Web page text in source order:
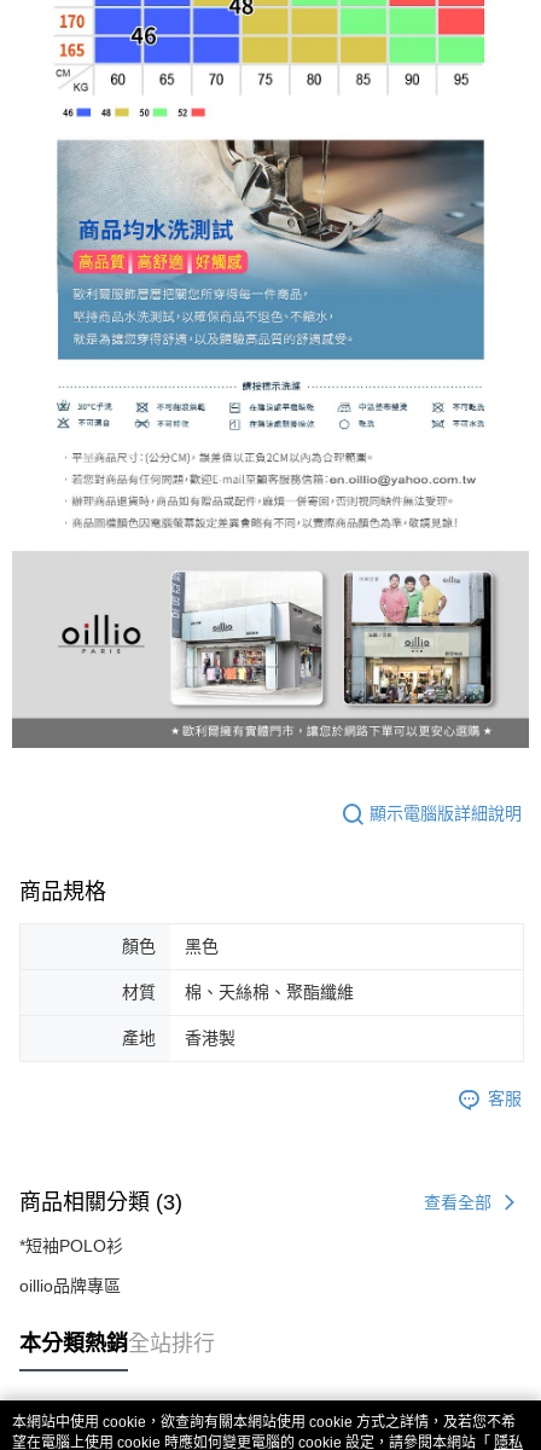
顯示電腦版詳細說明
商品規格
顏色 黑色
材質 棉、天絲棉、聚酯纖維
產地 香港製
客服
商品相關分類 (3) 查看全部
*短袖POLO衫
oillio品牌專區
本分類熱銷全站排行
熱門標籤
本網站中使用 cookie，欲查詢有關本網站使用 cookie 方式之詳情，及若您不希
望在電腦上使用 cookie 時應如何變更電腦的 cookie 設定，請參閱本網站「 隱私